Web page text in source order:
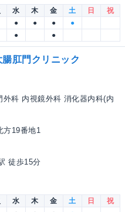
水 木 金 土 日
祝
● ● ●
●
● ●
肛門クリニック
科 内視鏡外科 消化器内科(内
方19番地1
徒歩15分
水 木 金 土 日
祝